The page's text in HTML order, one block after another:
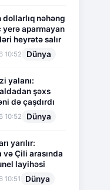
dollarlıq nəhəng
yerə aparmayan
heyrətə salır
10:52 Dünya
yalanı:
şəxs
də çaşdırdı
10:52 Dünya
yarılır:
Çili arasında
layihəsi
10:51 Dünya